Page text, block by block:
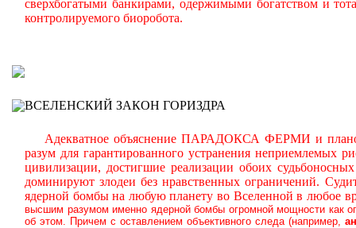
сверхбогатыми банкирами, одержимыми богатством и
контролируемого биоробота.
ВСЕЛЕНСКИЙ ЗАКОН ГОРИЗДРА
Адекватное объяснение ПАРАДОКСА ФЕРМИ и
разум для гарантированного устранения неприемлемых
цивилизации, достигшие реализации обоих
доминируют злодеи без нравственных ограничений.
ядерной бомбы на любую планету во Вселенной в любое
высшим разумом именно ядерной бомбы огромной мощности как
об этом. Причем с оставлением объективного следа (например,